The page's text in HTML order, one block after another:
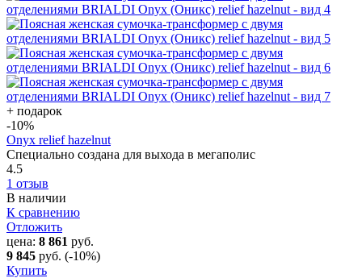
+ подарок
-10%
Onyx relief hazelnut
Специально создана для выхода в мегаполис
4.5
1 отзыв
В наличии
К сравнению
Отложить
цена: 8 861 руб.
9 845 руб. (-10%)
Купить